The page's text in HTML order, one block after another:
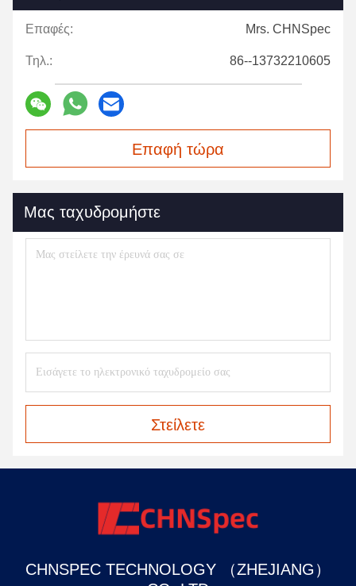
Επαφές: Mrs. CHNSpec
Τηλ.: 86--13732210605
Επαφή τώρα
Μας ταχυδρομήστε
Στείλετε
CHNSPEC TECHNOLOGY （ZHEJIANG）